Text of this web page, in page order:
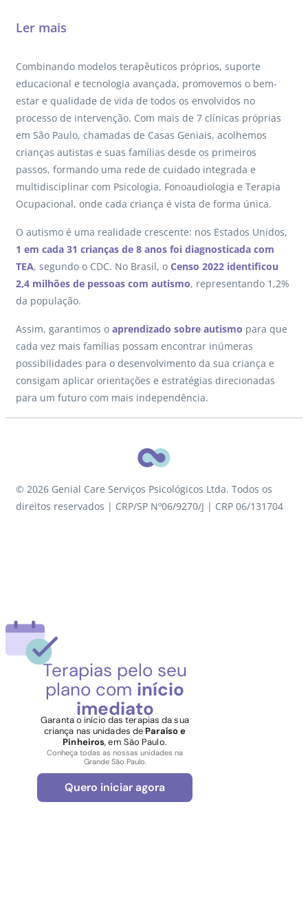
Ler mais
Combinando modelos terapêuticos próprios, suporte
educacional e tecnologia avançada, promovemos o bem-
estar e qualidade de vida de todos os envolvidos no
processo de intervenção. Com mais de 7 clínicas próprias
em São Paulo, chamadas de Casas Geniais, acolhemos
crianças autistas e suas famílias desde os primeiros
passos, formando uma rede de cuidado integrada e
multidisciplinar com Psicologia, Fonoaudiologia e Terapia
Ocupacional, onde cada criança é vista de forma única.
O autismo é uma realidade crescente: nos Estados Unidos,
1 em cada 31 crianças de 8 anos foi diagnosticada com
TEA, segundo o CDC. No Brasil, o Censo 2022 identificou
2,4 milhões de pessoas com autismo, representando 1,2%
da população.
Assim, garantimos o aprendizado sobre autismo para que
cada vez mais famílias possam encontrar inúmeras
possibilidades para o desenvolvimento da sua criança e
consigam aplicar orientações e estratégias direcionadas
para um futuro com mais independência.
© 2026 Genial Care Serviços Psicológicos Ltda. Todos os
direitos reservados | CRP/SP Nº06/9270/J | CRP 06/131704
Terapias pelo seu
plano com início
imediato
Garanta o início das terapias da sua
criança nas unidades de Paraíso e
Pinheiros, em São Paulo.
Conheça todas as nossas unidades na
Grande São Paulo.
Quero iniciar agora